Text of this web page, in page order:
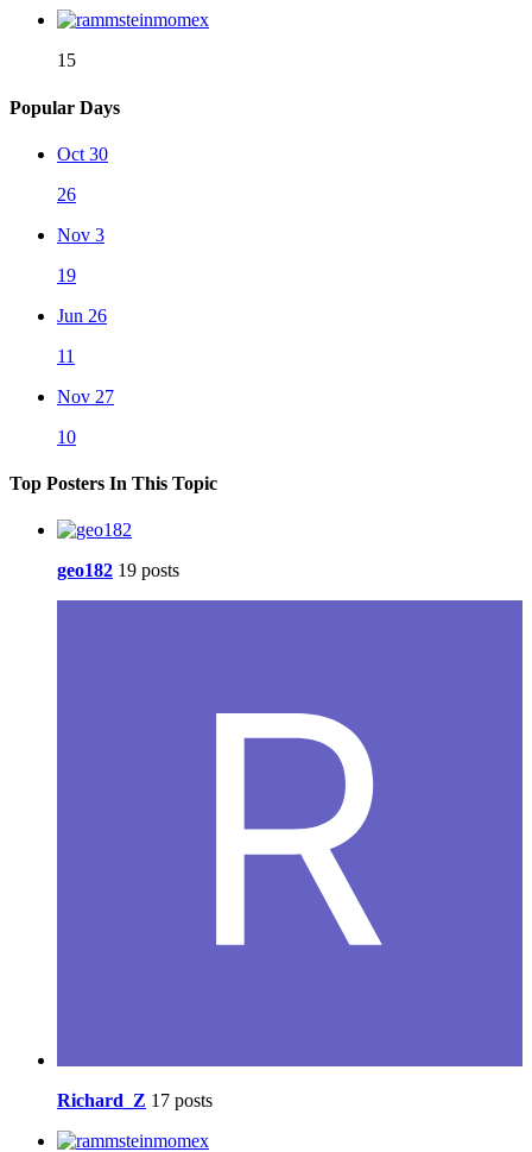
15
Popular Days
Oct 30
26
Nov 3
19
Jun 26
11
Nov 27
10
Top Posters In This Topic
geo182 19 posts
Richard_Z 17 posts